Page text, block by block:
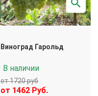
Виноград Гарольд
В наличии
от 1720 руб
от 1462 Руб.